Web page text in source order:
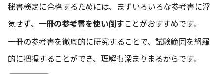
秘書検定に合格するためには、まずいろいろな参考書に浮
気せず、 一冊の参考書を使い倒すことがおすすめです。
一冊の参考書を徹底的に研究することで、試験範囲を網羅
的に把握することができ、理解も深まりまるからです。